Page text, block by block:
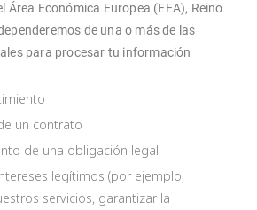
Área Económica Europea (EEA), Reino
de una o más de las
para procesar tu información
un contrato
de una obligación legal
legítimos (por ejemplo,
servicios, garantizar la